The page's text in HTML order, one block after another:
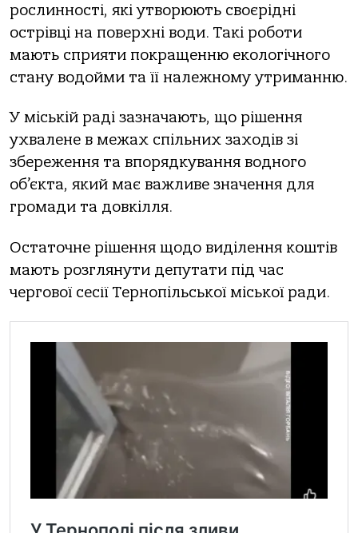
рослинності, які утворюють своєрідні
острівці на поверхні води. Такі роботи
мають сприяти покращенню екологічного
стану водойми та її належному утриманню.
У міській раді зазначають, що рішення
ухвалене в межах спільних заходів зі
збереження та впорядкування водного
об’єкта, який має важливе значення для
громади та довкілля.
Остаточне рішення щодо виділення коштів
мають розглянути депутати під час
чергової сесії Тернопільської міської ради.